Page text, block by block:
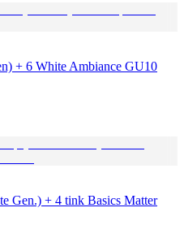
+ 6 White Ambiance GU10
Gen.) + 4 tink Basics Matter